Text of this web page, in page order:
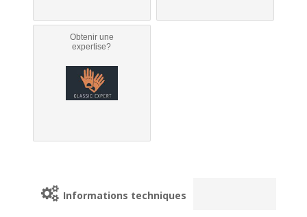
Obtenir une
expertise?
Informations techniques